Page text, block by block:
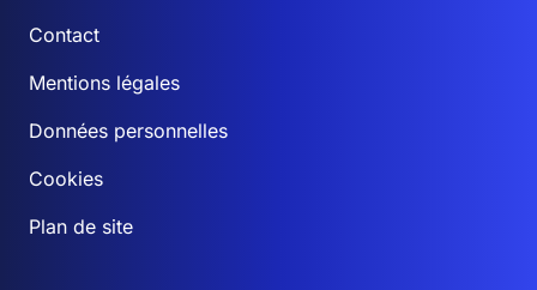
Contact
Mentions légales
Données personnelles
Cookies
Plan de site